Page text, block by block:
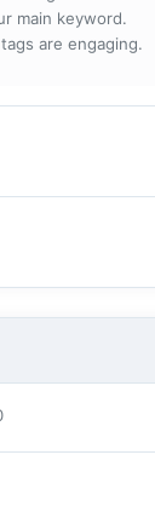
main keyword.
are engaging.